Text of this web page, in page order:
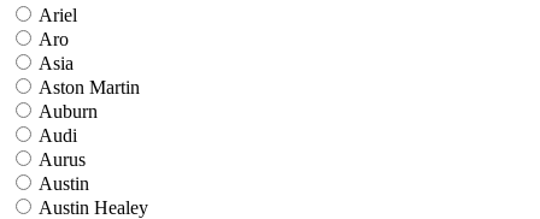
Ariel
Aro
Asia
Aston Martin
Auburn
Audi
Aurus
Austin
Austin Healey